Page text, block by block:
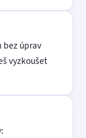
bez úprav
vyzkoušet